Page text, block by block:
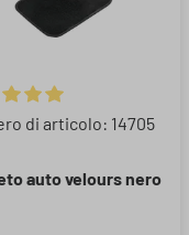
media di 5 su 5
di articolo: 14705
auto velours nero